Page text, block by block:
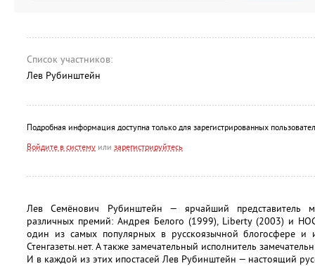
Список участников:
Лев Рубинштейн
Подробная информация доступна только для зарегистрированных
Войдите в систему или зарегистрируйтесь
Лев Семёнович Рубинштейн — ярчайший представитель
различных премий: Андрея Белого (1999), Liberty (2003) и
один из самых популярных в русскоязычной блогосфере и
Стенгазеты.нет. А также замечательный исполнитель
И в каждой из этих ипостасей Лев Рубинштейн — настоящий